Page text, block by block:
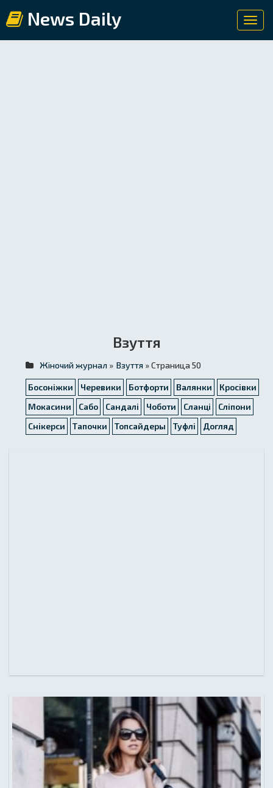
News Daily
Взуття
Жіночий журнал » Взуття » Страница 50
Босоніжки Черевики Ботфорти Валянки
Кросівки
Мокасини
Сабо Сандалі Чоботи Сланці
Сліпони
Снікерси
Тапочки Топсайдеры Туфлі Догляд